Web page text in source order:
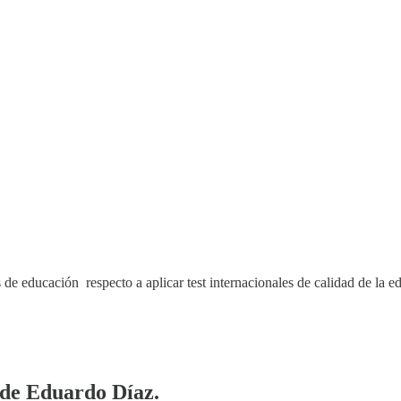
educación respecto a aplicar test internacionales de calidad de la
Eduardo Díaz.